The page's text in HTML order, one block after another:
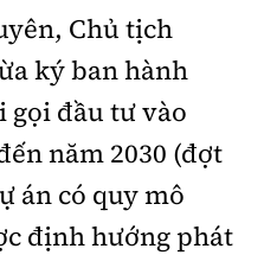
Chủ tịch
ký ban hành
gọi đầu tư vào
năm 2030 (đợt
án có quy mô
định hướng phát